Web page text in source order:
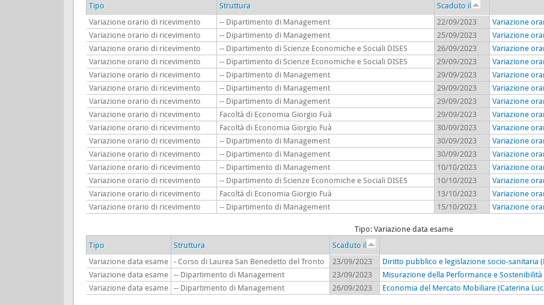
Tipo
Struttura
Scaduto il
Variazione orario di ricevimento
-- Dipartimento di Management 22/09/2023
Variazione
Variazione orario di ricevimento
-- Dipartimento di Management 25/09/2023
Variazione
Variazione orario di ricevimento
-- Dipartimento di Scienze Economiche e Sociali DISES 26/09/2023
Variazione
Variazione orario di ricevimento
-- Dipartimento di Scienze Economiche e Sociali DISES 29/09/2023
Variazione
Variazione orario di ricevimento
-- Dipartimento di Management 29/09/2023
Variazione
Variazione orario di ricevimento
-- Dipartimento di Management 29/09/2023
Variazione
Variazione orario di ricevimento
-- Dipartimento di Management 29/09/2023
Variazione
Variazione orario di ricevimento
Facoltà di Economia Giorgio Fuà 29/09/2023
Variazione
Variazione orario di ricevimento
Facoltà di Economia Giorgio Fuà 30/09/2023
Variazione
Variazione orario di ricevimento
-- Dipartimento di Management 30/09/2023
Variazione
Variazione orario di ricevimento
-- Dipartimento di Management 30/09/2023
Variazione
Variazione orario di ricevimento
-- Dipartimento di Management 10/10/2023
Variazione
Variazione orario di ricevimento
-- Dipartimento di Scienze Economiche e Sociali DISES 10/10/2023
Variazione
Variazione orario di ricevimento
Facoltà di Economia Giorgio Fuà 13/10/2023
Variazione
Variazione orario di ricevimento
-- Dipartimento di Management 15/10/2023 Variazione
Tipo: Variazione data esame
Tipo
Struttura
Scaduto il
Variazione data esame
- Corso di Laurea San Benedetto del Tronto 23/09/2023
Diritto pubblico e legislazione socio-sanitaria
Variazione data esame
-- Dipartimento di Management 23/09/2023
Misurazione della Performance e
Variazione data esame
-- Dipartimento di Management 26/09/2023 Economia del Mercato Mobiliare (Caterina